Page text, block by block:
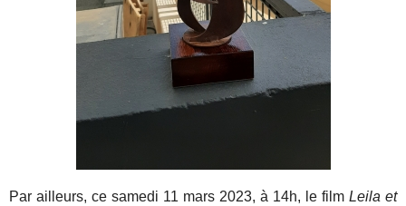
Par ailleurs, ce samedi 11 mars 2023, à 14h, le film Leila et